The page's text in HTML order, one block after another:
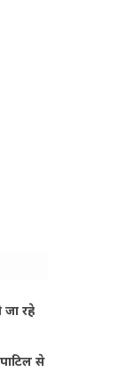
जा रहे
पाटिल से